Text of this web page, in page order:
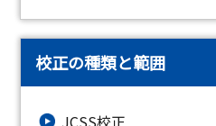
校正の種類と範囲
JCSS校正